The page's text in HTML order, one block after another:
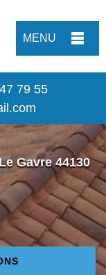
MENU
79 55
Gavre 44130